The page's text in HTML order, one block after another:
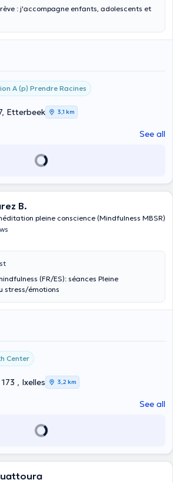
et
A (p) Prendre Racines
Etterbeek 3,1 km
See all
B.
pleine conscience (Mindfulness MBSR)
(FR/ES): séances Pleine
stress/émotions
Center
, Ixelles 3,2 km
See all